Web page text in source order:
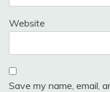
Website
Save my name, email,